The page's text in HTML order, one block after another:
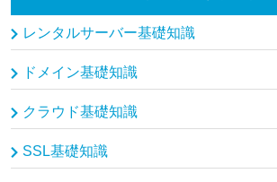
レンタルサーバー基礎知識
ドメイン基礎知識
クラウド基礎知識
SSL基礎知識